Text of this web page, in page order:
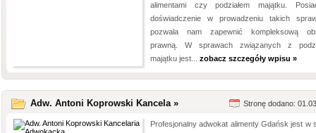
alimentami czy podziałem majątku.
doświadczenie w prowadzeniu takich
pozwala nam zapewnić kompleksową
prawną. W sprawach związanych z
majątku jest... zobacz szczegóły wpisu »
Adw. Antoni Koprowski Kancela » Stronę dodano:
Profesjonalny adwokat alimenty Gdańsk jest w